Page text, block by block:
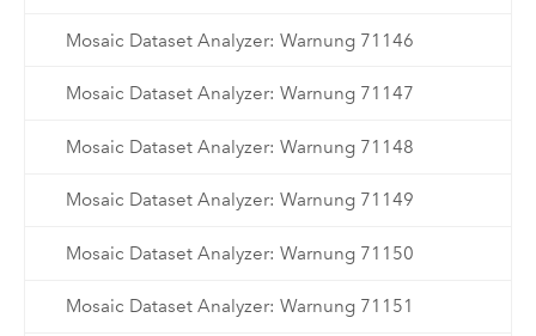
Mosaic Dataset Analyzer: Warnung 71146
Mosaic Dataset Analyzer: Warnung 71147
Mosaic Dataset Analyzer: Warnung 71148
Mosaic Dataset Analyzer: Warnung 71149
Mosaic Dataset Analyzer: Warnung 71150
Mosaic Dataset Analyzer: Warnung 71151